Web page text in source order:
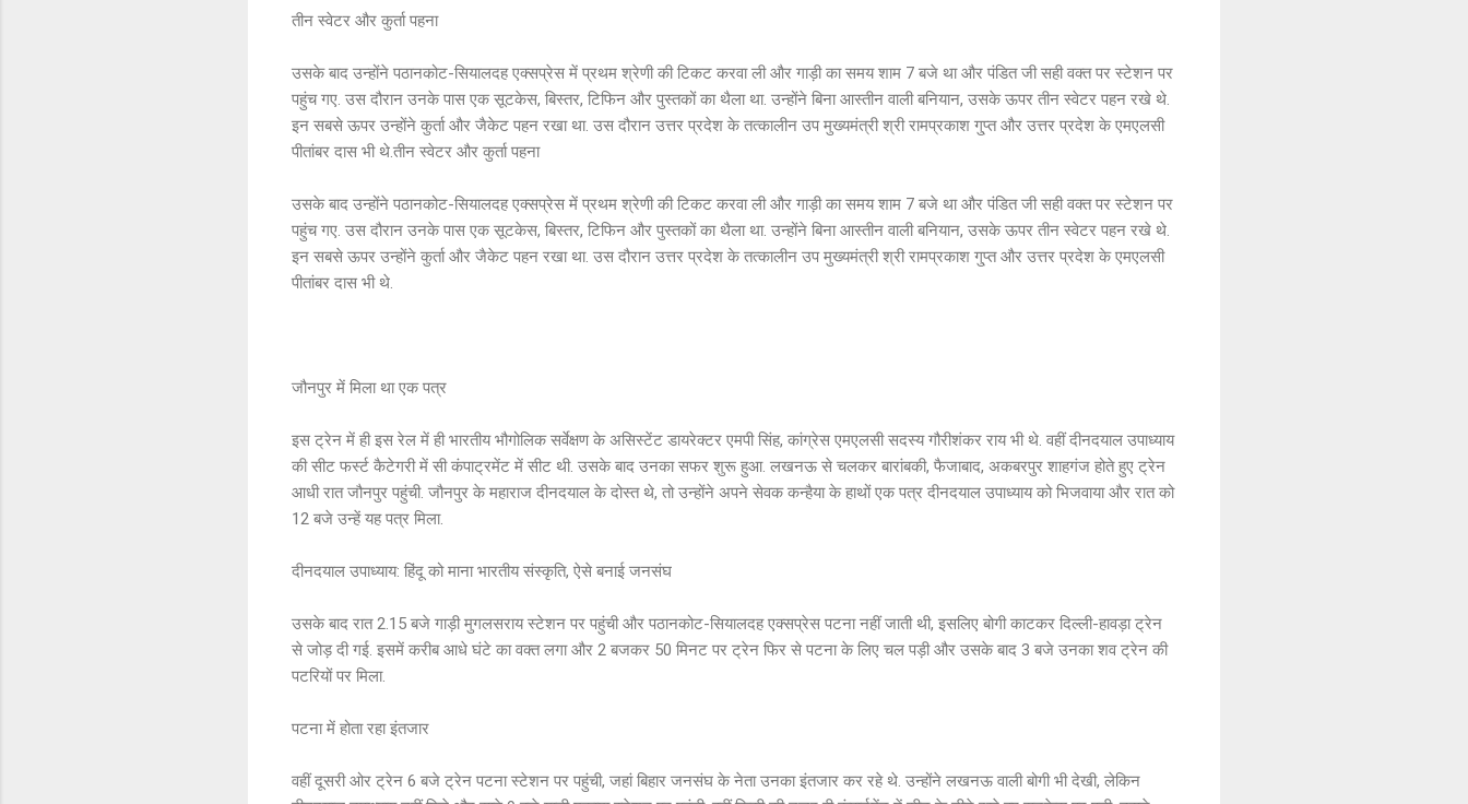
तीन स्वेटर और कुर्ता पहना
उसके बाद उन्होंने पठानकोट-सियालदह एक्सप्रेस में प्रथम श्रेणी की टिकट करवा ली और गाड़ी का समय शाम 7 बजे था और पंडित जी सही वक्त पर स्टेशन पर
पहुंच गए. उस दौरान उनके पास एक सूटकेस, बिस्तर, टिफिन और पुस्तकों का थैला था. उन्होंने बिना आस्तीन वाली बनियान, उसके ऊपर तीन स्वेटर पहन रखे थे.
इन सबसे ऊपर उन्होंने कुर्ता और जैकेट पहन रखा था. उस दौरान उत्तर प्रदेश के तत्कालीन उप मुख्यमंत्री श्री रामप्रकाश गु्प्त और उत्तर प्रदेश के एमएलसी
पीतांबर दास भी थे.तीन स्वेटर और कुर्ता पहना
उसके बाद उन्होंने पठानकोट-सियालदह एक्सप्रेस में प्रथम श्रेणी की टिकट करवा ली और गाड़ी का समय शाम 7 बजे था और पंडित जी सही वक्त पर स्टेशन पर
पहुंच गए. उस दौरान उनके पास एक सूटकेस, बिस्तर, टिफिन और पुस्तकों का थैला था. उन्होंने बिना आस्तीन वाली बनियान, उसके ऊपर तीन स्वेटर पहन रखे थे.
इन सबसे ऊपर उन्होंने कुर्ता और जैकेट पहन रखा था. उस दौरान उत्तर प्रदेश के तत्कालीन उप मुख्यमंत्री श्री रामप्रकाश गु्प्त और उत्तर प्रदेश के एमएलसी
पीतांबर दास भी थे.
जौनपुर में मिला था एक पत्र
इस ट्रेन में ही इस रेल में ही भारतीय भौगोलिक सर्वेक्षण के असिस्टेंट डायरेक्टर एमपी सिंह, कांग्रेस एमएलसी सदस्य गौरीशंकर राय भी थे. वहीं दीनदयाल उपाध्याय
की सीट फर्स्ट कैटेगरी में सी कंपाट्रमेंट में सीट थी. उसके बाद उनका सफर शुरू हुआ. लखनऊ से चलकर बारांबकी, फैजाबाद, अकबरपुर शाहगंज होते हुए ट्रेन
आधी रात जौनपुर पहुंची. जौनपुर के महाराज दीनदयाल के दोस्त थे, तो उन्होंने अपने सेवक कन्हैया के हाथों एक पत्र दीनदयाल उपाध्याय को भिजवाया और रात को
12 बजे उन्हें यह पत्र मिला.
दीनदयाल उपाध्याय: हिंदू को माना भारतीय संस्कृति, ऐसे बनाई जनसंघ
उसके बाद रात 2.15 बजे गाड़ी मुगलसराय स्टेशन पर पहुंची और पठानकोट-सियालदह एक्सप्रेस पटना नहीं जाती थी, इसलिए बोगी काटकर दिल्ली-हावड़ा ट्रेन
से जोड़ दी गई. इसमें करीब आधे घंटे का वक्त लगा और 2 बजकर 50 मिनट पर ट्रेन फिर से पटना के लिए चल पड़ी और उसके बाद 3 बजे उनका शव ट्रेन की
पटरियों पर मिला.
पटना में होता रहा इंतजार
वहीं दूसरी ओर ट्रेन 6 बजे ट्रेन पटना स्टेशन पर पहुंची, जहां बिहार जनसंघ के नेता उनका इंतजार कर रहे थे. उन्होंने लखनऊ वाली बोगी भी देखी, लेकिन